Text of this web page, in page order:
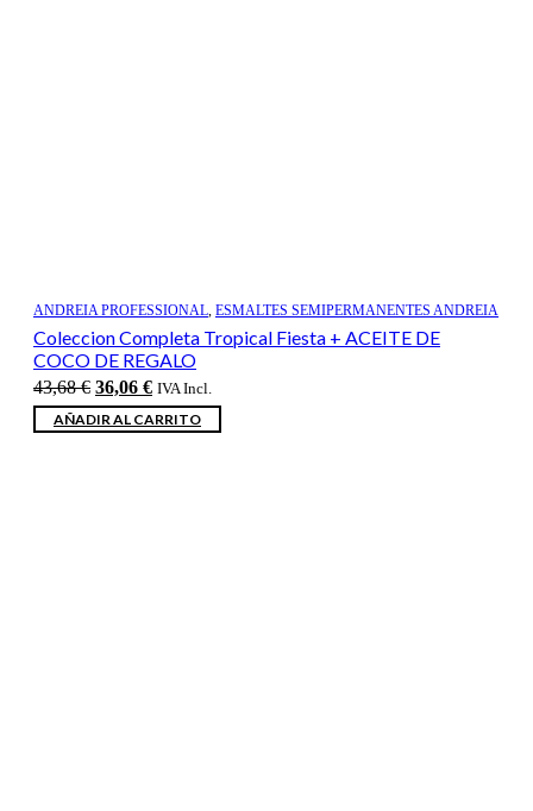
ANDREIA PROFESSIONAL, ESMALTES SEMIPERMANENTES ANDREIA
Coleccion Completa Tropical Fiesta + ACEITE DE
COCO DE REGALO
43,68€ El
precio
original
36,06 €El
precio
actual
IVA Incl.
AÑADIR AL CARRITO